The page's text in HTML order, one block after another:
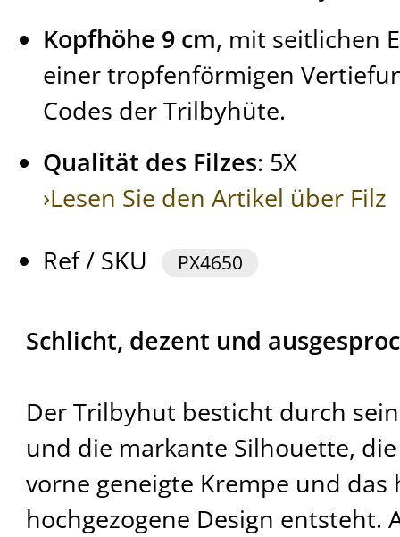
Kopfhöhe 9 cm, mit seitlichen
einer tropfenförmigen
Codes der Trilbyhüte.
Qualität des Filzes: 5X
›Lesen Sie den Artikel über Filz
Ref / SKU
PX4650
Schlicht, dezent und
Der Trilbyhut besticht durch
und die markante Silhouette,
vorne geneigte Krempe und das
hochgezogene Design entsteht.